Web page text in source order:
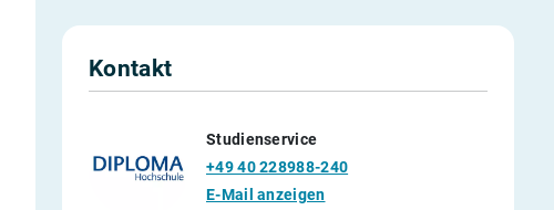
Kontakt
Studienservice
+49 40 228988-240
E-Mail anzeigen